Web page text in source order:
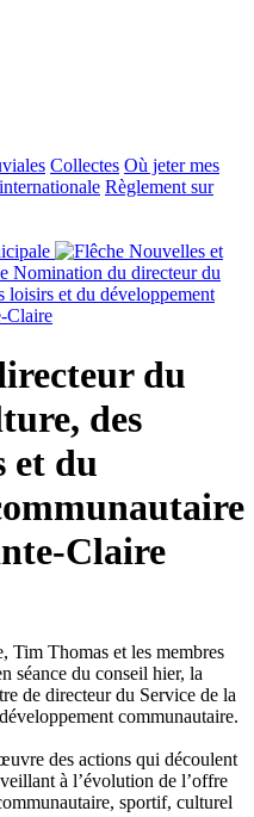
Collectes Où jeter mes
Règlement sur
Nouvelles et
Nomination du directeur du
loisirs et du développement
Claire
du
des
et du
Claire
Tim Thomas et les membres
séance du conseil hier, la
de directeur du Service de la
communautaire.
des actions qui découlent
à l’évolution de l’offre
sportif, culturel